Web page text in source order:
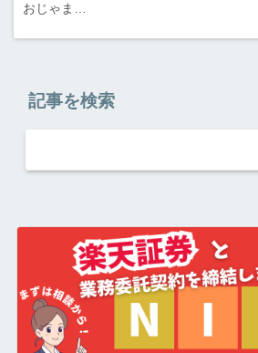
おじゃま…
記事を検索